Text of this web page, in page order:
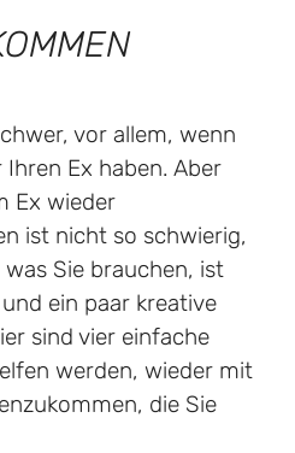
vor allem, wenn
Ex haben. Aber
Ex wieder
ist nicht so schwierig,
Sie brauchen, ist
ein paar kreative
sind vier einfache
werden, wieder mit
die Sie